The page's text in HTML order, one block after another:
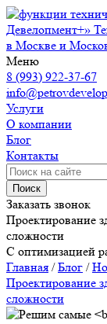
Девелопмент+»
в Москве и
Меню
8 (993) 922-37-67
Услуги
О компании
Блог
Контакты
Поиск
Заказать звонок
Проектирование
сложности
С оптимизацией
Главная /Блог /
Проектирование
сложности